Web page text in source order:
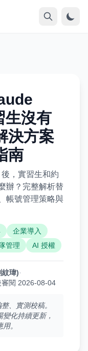
生沒有
決方案
南
，實習生和約
辦？完整解析替
帳號管理策略與
企業導入
管理 AI 授權
瑋)·
審閱 2026-08-04
、實測校稿。
化持續更新，
。